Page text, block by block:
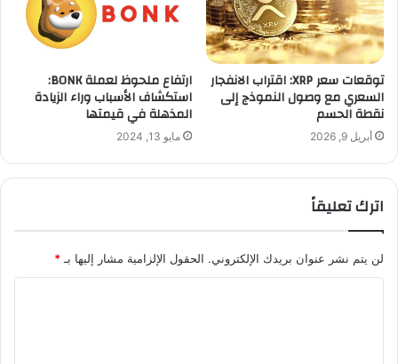
توقعات سعر XRP: اقتراب الانفجار
السعري مع وصول النموذج إلى
نقطة الحسم
أبريل 9, 2026
ارتفاع ملحوظ لعملة BONK:
استكشاف الأسباب وراء الزيادة
المذهلة في قيمتها
مايو 13, 2024
اترك تعليقاً
لن يتم نشر عنوان بريدك الإلكتروني. الحقول الإلزامية مشار إليها بـ *